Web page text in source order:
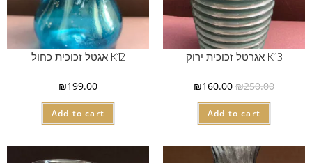
K13 אגרטל זכוכית ירוק
₪250.00
₪160.00
Add to cart
K12 אגטל זכוכית כחול
₪199.00
Add to cart